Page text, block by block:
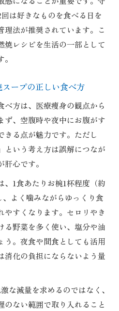
は好きなものを食べる日を
理法が推奨されています。こ
焼レシピを生活の一部として
ープの正しい食べ方
べ方は、医療痩身の観点から
ず、空腹時や夜中にお腹がす
きる点が魅力です。ただし
という考え方は誤解につなが
心です。
、1食あたりお椀1杯程度（約
よく噛みながらゆっくり食
やすくなります。セロリやき
る野菜を多く使い、塩分や油
う。夜食や間食としても活用
消化の負担にならないよう量
な減量を求めるのではなく、
ない範囲で取り入れること